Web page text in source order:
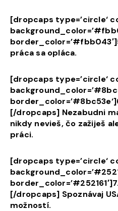
[dropcaps type=’circle‘
práca sa opláca.
[dropcaps type=’circle‘
[/dropcaps] Nezabudni
nikdy nevieš, čo zažiješ
práci.
[dropcaps type=’circle‘
border_color=’#252161′]7.
[/dropcaps] Spoznávaj
možností.